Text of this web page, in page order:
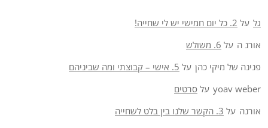
גל על 2. כל יום חמישי יש לי שחייה!
אורנ ה על 6. משולש
פנינה של מיקי כהן על 5. אישי – קבוצתי ומה שביניהם
yoav weber על סרטים
אורנה על 3. הקשר שלנו בין בלט לשחייה